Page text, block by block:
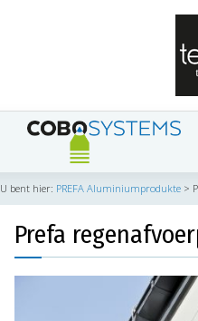
U bent hier: PREFA Aluminiumprodukte >
Prefa